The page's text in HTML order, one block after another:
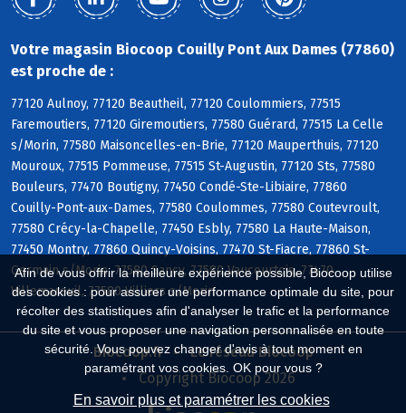
Afin de vous offrir la meilleure expérience possible, Biocoop utilise
des cookies : pour assurer une performance optimale du site, pour
récolter des statistiques afin d'analyser le trafic et la performance
du site et vous proposer une navigation personnalisée en toute
sécurité. Vous pouvez changer d'avis à tout moment en
paramétrant vos cookies. OK pour vous ?
En savoir plus et paramétrer les cookies
Votre magasin Biocoop Couilly Pont Aux Dames (77860)
est proche de :
77120 Aulnoy, 77120 Beautheil, 77120 Coulommiers, 77515
Faremoutiers, 77120 Giremoutiers, 77580 Guérard, 77515 La Celle
s/Morin, 77580 Maisoncelles-en-Brie, 77120 Mauperthuis, 77120
Mouroux, 77515 Pommeuse, 77515 St-Augustin, 77120 Sts, 77580
Bouleurs, 77470 Boutigny, 77450 Condé-Ste-Libiaire, 77860
Couilly-Pont-aux-Dames, 77580 Coulommes, 77580 Coutevroult,
77580 Crécy-la-Chapelle, 77450 Esbly, 77580 La Haute-Maison,
77450 Montry, 77860 Quincy-Voisins, 77470 St-Fiacre, 77860 St-
Germain s/Morin, 77580 Sancy, 77580 Vaucourtois, 77470
Villemareuil, 77580 Villiers s/Morin
Biocoop.fr
Le réseau Biocoop
Copyright Biocoop 2026